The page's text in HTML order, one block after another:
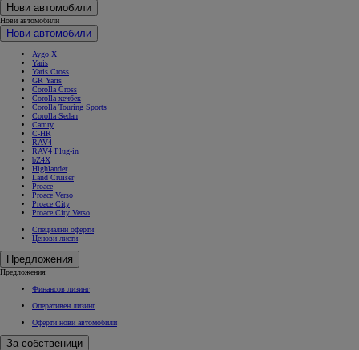
Нови автомобили
Нови автомобили
Нови автомобили
Aygo X
Yaris
Yaris Cross
GR Yaris
Corolla Cross
Corolla хечбек
Corolla Touring Sports
Corolla Sedan
Camry
C-HR
RAV4
RAV4 Plug-in
bZ4X
Highlander
Land Cruiser
Proace
Proace Verso
Proace City
Proace City Verso
Специални оферти
Ценови листи
Предложения
Предложения
Финансов лизинг
Оперативен лизинг
Оферти нови автомобили
За собственици